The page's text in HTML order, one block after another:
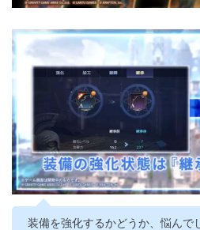
装備を強化するかどうか、悩んで